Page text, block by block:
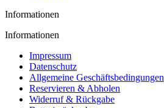
Informationen
Informationen
Impressum
Datenschutz
Allgemeine Geschäftsbedingungen
Reservieren & Abholen
Widerruf & Rückgabe